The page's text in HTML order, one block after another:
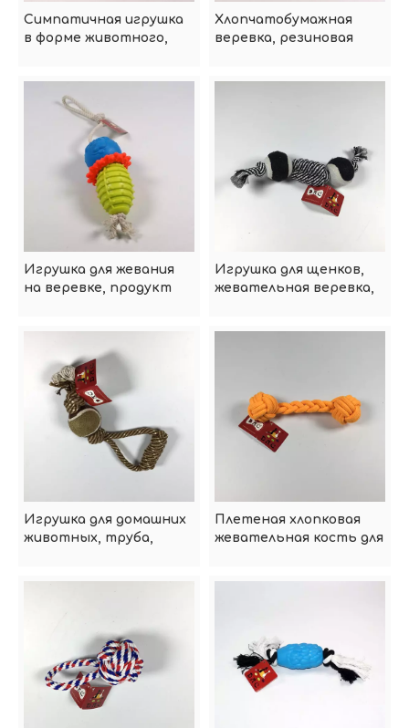
Симпатичная игрушка
в форме животного,
хлопчатобумажная
веревка-Greenjoy
Хлопчатобумажная
веревка, резиновая
Игрушка для жевания
на веревке, продукт
Игрушка для щенков,
жевательная веревка,
Игрушка для домашних
животных, труба,
Плетеная хлопковая
жевательная кость для